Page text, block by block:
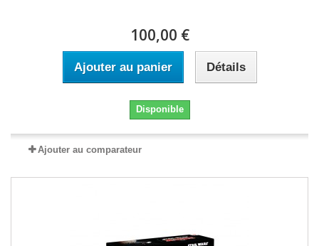
100,00 €
Ajouter au panier Détails
Disponible
Ajouter au comparateur